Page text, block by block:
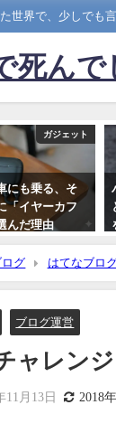
世界で、少しでも
死んで
ガジェット
にも乗る、そ
「イヤーカフ
んだ理由
ログ はてなブロ
ブログ運営
ャレン
11月13日 2018